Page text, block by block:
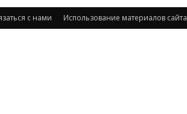
с нами Использование материалов сайта